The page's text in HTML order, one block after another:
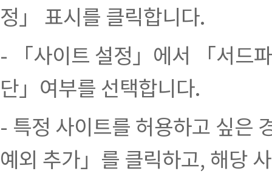
정」 표시를 클릭합니다.
- 「사이트 설정」에서 「서드
단」여부를 선택합니다.
- 특정 사이트를 허용하고 싶은
예외 추가」를 클릭하고, 해당